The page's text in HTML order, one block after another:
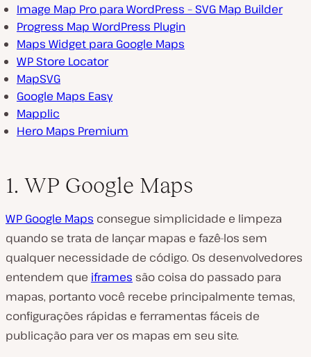
Image Map Pro para WordPress – SVG Map Builder
Progress Map WordPress Plugin
Maps Widget para Google Maps
WP Store Locator
MapSVG
Google Maps Easy
Mapplic
Hero Maps Premium
1. WP Google Maps
WP Google Maps consegue simplicidade e limpeza
quando se trata de lançar mapas e fazê-los sem
qualquer necessidade de código. Os desenvolvedores
entendem que iframes são coisa do passado para
mapas, portanto você recebe principalmente temas,
configurações rápidas e ferramentas fáceis de
publicação para ver os mapas em seu site.